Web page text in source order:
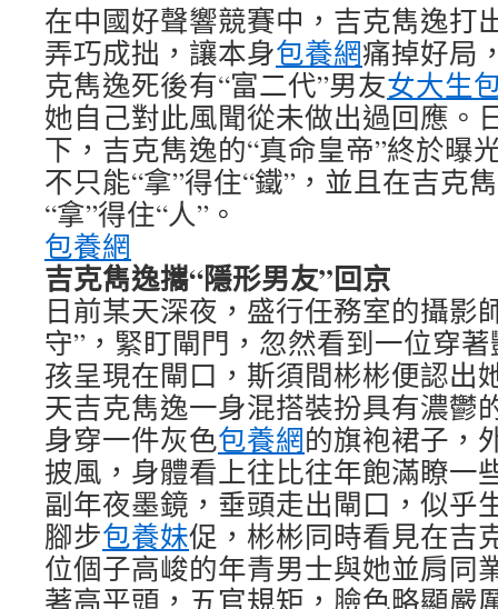
在中國好聲響競賽中，吉克雋逸打
弄巧成拙，讓本身包養網痛掉好局
克雋逸死後有“富二代”男友女大生
她自己對此風聞從未做出過回應。
下，吉克雋逸的“真命皇帝”終於曝
不只能“拿”得住“鐵”，並且在吉克
“拿”得住“人”。
包養網
吉克雋逸攜“隱形男友”回京
日前某天深夜，盛行任務室的攝影
守”，緊盯閘門，忽然看到一位穿
孩呈現在閘口，斯須間彬彬便認出
天吉克雋逸一身混搭裝扮具有濃鬱
身穿一件灰色包養網的旗袍裙子，
披風，身體看上往比往年飽滿瞭一
副年夜墨鏡，垂頭走出閘口，似乎
腳步包養妹促，彬彬同時看見在吉
位個子高峻的年青男士與她並肩同
著高平頭，五官規矩，臉色略顯嚴